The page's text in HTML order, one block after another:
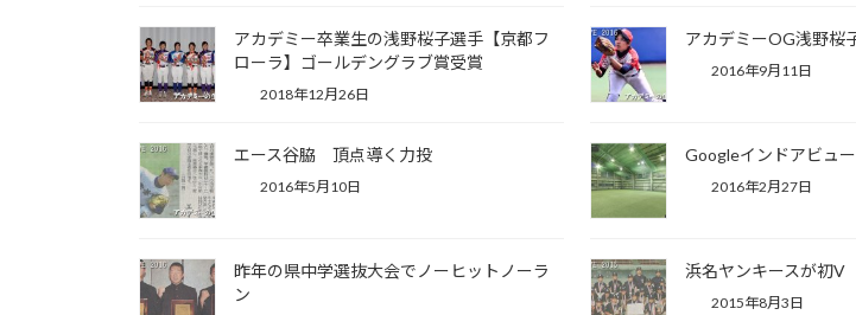
アカデミー卒業生の浅野桜子選手【京都フ
ローラ】ゴールデングラブ賞受賞
2018年12月26日
アカデミーOG浅野桜
2016年9月11日
エース谷脇 頂点導く力投
2016年5月10日
Googleインドアビュー
2016年2月27日
昨年の県中学選抜大会でノーヒットノーラ
ン
浜名ヤンキースが初V
2015年8月3日